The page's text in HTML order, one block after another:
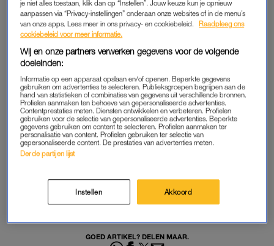
Instagram, Twitter en Facebook dan goed in de gaten.
Daarnaast komen op treinstations ‘vermist’-posters te hangen
knuffels voorbij. Op station Den Haag Centraal zijn de pluche
Lees ook
Oh bear: ijshockeyfans gooien tienduizenden knuffels op het ijs
In totaal vond de NS tussen 1 januari en 31 oktober op stations
of in treinen 108.000 verloren voorwerpen. Passen, tassen en
GOED ARTIKEL? DELEN MAAR.
je niet alles toestaan, klik dan op “Instellen”. Jouw keuze kun je opnieuw
aanpassen via “Privacy-instellingen” onderaan onze websites of in de menu’s
van onze apps. Lees meer in ons privacy- en cookiebeleid.
Raadpleeg ons
cookiebeleid voor meer informatie.
Wij en onze partners verwerken gegevens voor de volgende
doeleinden:
Informatie op een apparaat opslaan en/of openen. Beperkte gegevens
gebruiken om advertenties te selecteren. Publieksgroepen begrijpen aan de
hand van statistieken of combinaties van gegevens uit verschillende bronnen.
Profielen aanmaken ten behoeve van gepersonaliseerde advertenties.
Contentprestaties meten. Diensten ontwikkelen en verbeteren. Profielen
gebruiken voor de selectie van gepersonaliseerde advertenties. Beperkte
gegevens gebruiken om content te selecteren. Profielen aanmaken ter
personalisatie van content. Profielen gebruiken ter selectie van
gepersonaliseerde content. De prestaties van advertenties meten.
Derde partijen lijst
Instellen Akkoord